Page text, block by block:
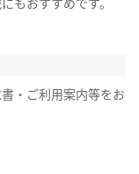
・ご利用案内等をお